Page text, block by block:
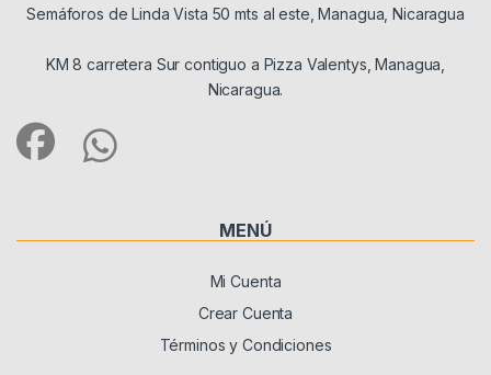
Semáforos de Linda Vista 50 mts al este, Managua, Nicaragua
KM 8 carretera Sur contiguo a Pizza Valentys, Managua,
Nicaragua.
MENÚ
Mi Cuenta
Crear Cuenta
Términos y Condiciones